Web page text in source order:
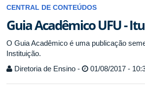
CENTRAL DE CONTEÚDOS
Guia Acadêmico UFU -
O Guia Acadêmico é uma publicação
Instituição.
Diretoria de Ensino -
01/08/2017 -